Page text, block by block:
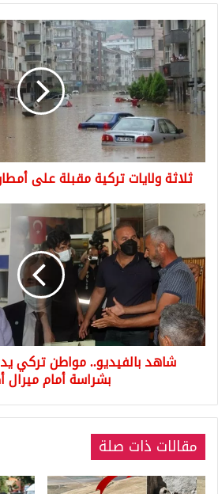
ثلاثة
ولايات
تركية
مقبلة
على
أمطار
غزيرة
والأرصاد
تحذر
ثلاثة ولايات تركية مقبلة على
شاهد
بالفيديو..
تركي
يدافع
عن
السوريين
بشراسة
أمام
شاهد بالفيديو.. مواطن تركي
بشراسة أمام ميرال
مقالات ذات صلة